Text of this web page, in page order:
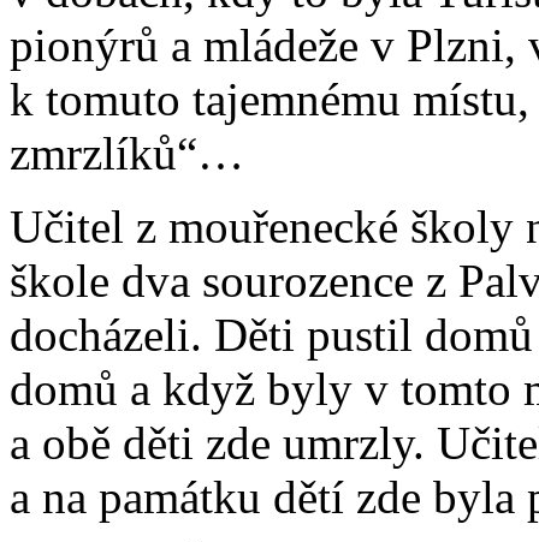
pionýrů a mládeže v
k tomuto tajemnému
zmrzlíků“…
Učitel z mouřenecké školy
škole dva sourozence z
docházeli. Děti pustil
domů a když byly v tomto
a obě děti zde umrzly.
a na památku dětí zde